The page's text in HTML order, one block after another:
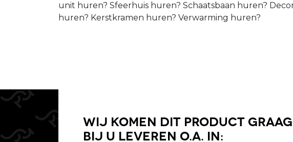
unit huren? Sfeerhuis huren? Schaatsbaan huren?
huren? Kerstkramen huren? Verwarming huren?
Wij komen dit product graag
bij u leveren o.a. in: